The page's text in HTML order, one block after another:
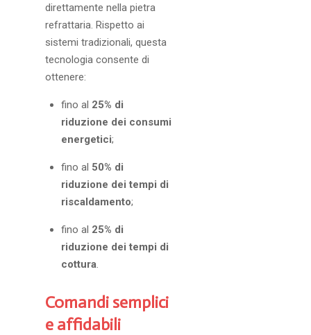
direttamente nella pietra
refrattaria. Rispetto ai
sistemi tradizionali, questa
tecnologia consente di
ottenere:
fino al 25% di
riduzione dei consumi
energetici;
fino al 50% di
riduzione dei tempi di
riscaldamento;
fino al 25% di
riduzione dei tempi di
cottura.
Comandi semplici
e affidabili